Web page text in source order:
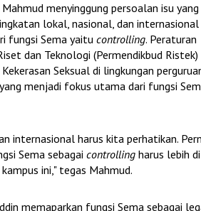
menyinggung persoalan isu
lokal, nasional, dan internasional
fungsi Sema yaitu controlling. Peraturan
dan Teknologi (Permendikbud
Seksual di lingkungan
menjadi fokus utama dari fungsi
internasional harus kita perhatikan.
Sema sebagai controlling harus lebih
ini," tegas Mahmud.
memaparkan fungsi Sema sebagai